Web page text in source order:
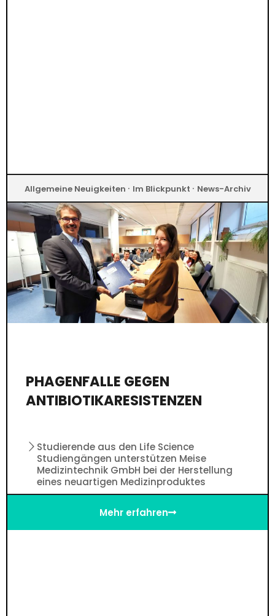
Allgemeine Neuigkeiten · Im Blickpunkt · News-Archiv
PHAGENFALLE GEGEN
ANTIBIOTIKARESISTENZEN
Studierende aus den Life Science
Studiengängen unterstützen Meise
Medizintechnik GmbH bei der Herstellung
eines neuartigen Medizinproduktes
Mehr erfahren